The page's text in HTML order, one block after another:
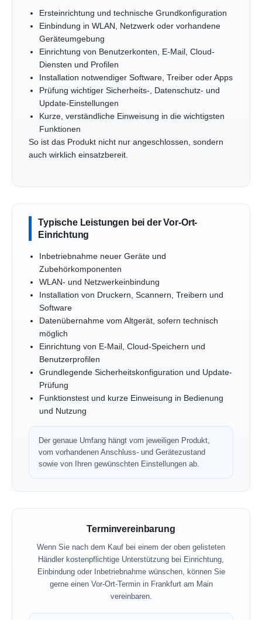
Ersteinrichtung und technische Grundkonfiguration
Einbindung in WLAN, Netzwerk oder vorhandene
Geräteumgebung
Einrichtung von Benutzerkonten, E-Mail, Cloud-
Diensten und Profilen
Installation notwendiger Software, Treiber oder Apps
Prüfung wichtiger Sicherheits-, Datenschutz- und
Update-Einstellungen
Kurze, verständliche Einweisung in die wichtigsten
Funktionen
So ist das Produkt nicht nur angeschlossen, sondern
auch wirklich einsatzbereit.
Typische Leistungen bei der Vor-Ort-
Einrichtung
Inbetriebnahme neuer Geräte und
Zubehörkomponenten
WLAN- und Netzwerkeinbindung
Installation von Druckern, Scannern, Treibern und
Software
Datenübernahme vom Altgerät, sofern technisch
möglich
Einrichtung von E-Mail, Cloud-Speichern und
Benutzerprofilen
Grundlegende Sicherheitskonfiguration und Update-
Prüfung
Funktionstest und kurze Einweisung in Bedienung
und Nutzung
Der genaue Umfang hängt vom jeweiligen Produkt,
vom vorhandenen Anschluss- und Gerätezustand
sowie von Ihren gewünschten Einstellungen ab.
Terminvereinbarung
Wenn Sie nach dem Kauf bei einem der oben gelisteten
Händler kostenpflichtige Unterstützung bei Einrichtung,
Einbindung oder Inbetriebnahme wünschen, können Sie
gerne einen Vor-Ort-Termin in Frankfurt am Main
vereinbaren.